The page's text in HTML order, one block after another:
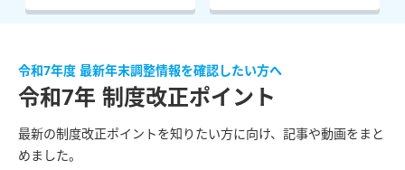
令和7年度 最新年末調整情報を確認したい方へ
令和7年 制度改正ポイント
最新の制度改正ポイントを知りたい方に向け、記事や動画をまと
めました。